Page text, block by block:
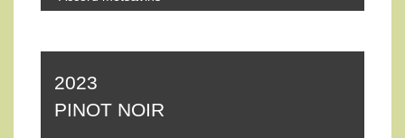
2023
PINOT NOIR